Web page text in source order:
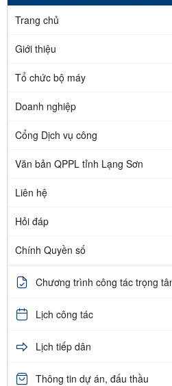
Trang chủ
Giới thiệu
Tổ chức bộ máy
Doanh nghiệp
Cổng Dịch vụ công
Văn bản QPPL tỉnh Lạng Sơn
Liên hệ
Hỏi đáp
Chính Quyền số
Chương trình công tác trọng
Lịch công tác
Lịch tiếp dân
Thông tin dự án, đấu thầu